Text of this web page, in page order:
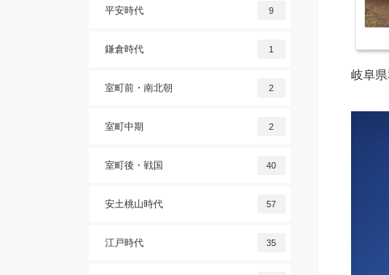
岐阜
平安時代 9
鎌倉時代 1
室町前・南北朝 2
室町中期 2
室町後・戦国 40
安土桃山時代 57
江戸時代 35